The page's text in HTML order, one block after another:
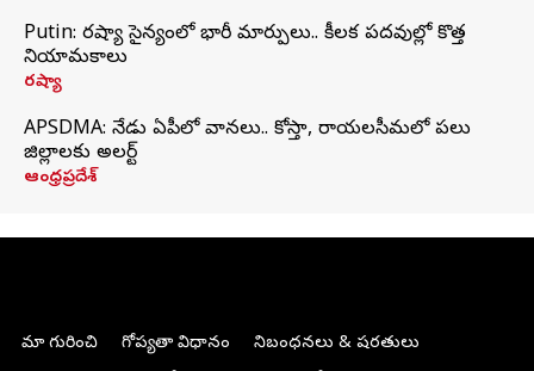
Putin: రష్యా సైన్యంలో భారీ మార్పులు.. కీలక పదవుల్లో కొత్త
నియామకాలు
రష్యా
APSDMA: నేడు ఏపీలో వానలు.. కోస్తా, రాయలసీమలో పలు
జిల్లాలకు అలర్ట్
ఆంధ్రప్రదేశ్
మా గురించి గోప్యతా విధానం
నిబంధనలు & షరతులు